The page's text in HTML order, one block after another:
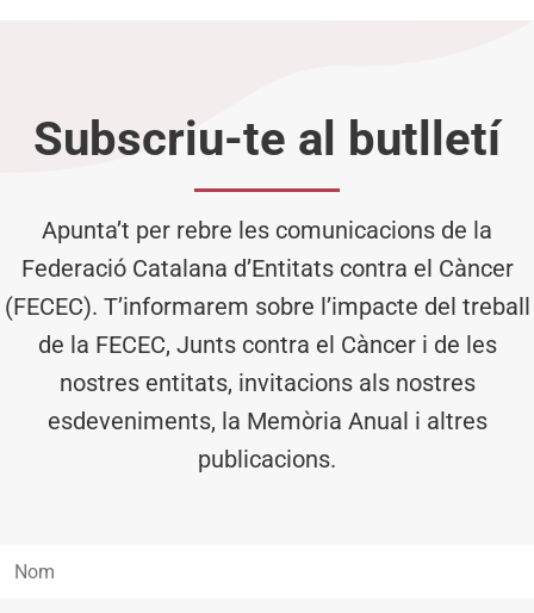
Subscriu-te al butlletí
Apunta’t per rebre les comunicacions de la
Federació Catalana d’Entitats contra el Càncer
(FECEC). T’informarem sobre l’impacte del treball
de la FECEC, Junts contra el Càncer i de les
nostres entitats, invitacions als nostres
esdeveniments, la Memòria Anual i altres
publicacions.